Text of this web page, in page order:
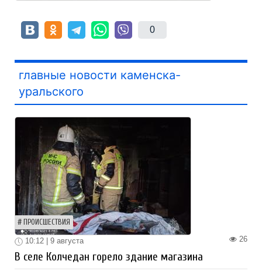
0
главные новости каменска-
уральского
ПРОИСШЕСТВИЯ
26
10:12 | 9 августа
В селе Колчедан горело здание магазина